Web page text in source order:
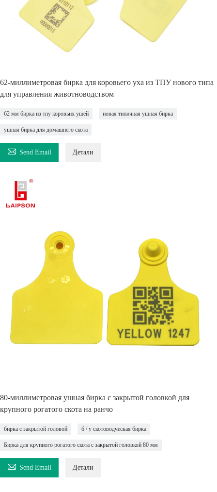
62-миллиметровая бирка для коровьего уха из ТПУ нового типа
для управления животноводством
62 мм бирка из тпу коровьих ушей новая типичная ушная бирка
ушная бирка для домашнего скота
 Send Email Детали
80-миллиметровая ушная бирка с закрытой головкой для
крупного рогатого скота на ранчо
бирка с закрытой головой б / у скотоводческая бирка
Бирка для крупного рогатого скота с закрытой головкой 80 мм
 Send Email Детали